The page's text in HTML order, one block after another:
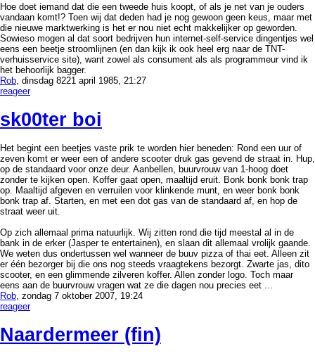
Hoe doet iemand dat die een tweede huis koopt, of als je net van je ouders
vandaan komt!? Toen wij dat deden had je nog gewoon geen keus, maar met
die nieuwe marktwerking is het er nou niet echt makkelijker op geworden.
Sowieso mogen al dat soort bedrijven hun internet-self-service dingentjes wel
eens een beetje stroomlijnen (en dan kijk ik ook heel erg naar de TNT-
verhuisservice site), want zowel als consument als als programmeur vind ik
het behoorlijk bagger.
Rob , dinsdag 8221 april 1985, 21:27
reageer
sk00ter boi
Het begint een beetjes vaste prik te worden hier beneden: Rond een uur of
zeven komt er weer een of andere scooter druk gas gevend de straat in. Hup,
op de standaard voor onze deur. Aanbellen, buurvrouw van 1-hoog doet
zonder te kijken open. Koffer gaat open, maaltijd eruit. Bonk bonk bonk trap
op. Maaltijd afgeven en verruilen voor klinkende munt, en weer bonk bonk
bonk trap af. Starten, en met een dot gas van de standaard af, en hop de
straat weer uit.
Op zich allemaal prima natuurlijk. Wij zitten rond die tijd meestal al in de
bank in de erker (Jasper te entertainen), en slaan dit allemaal vrolijk gaande.
We weten dus ondertussen wel wanneer de buuv pizza of thai eet. Alleen zit
er één bezorger bij die ons nog steeds vraagtekens bezorgt. Zwarte jas, dito
scooter, en een glimmende zilveren koffer. Allen zonder logo. Toch maar
eens aan de buurvrouw vragen wat ze die dagen nou precies eet ...
Rob, zondag 7 oktober 2007, 19:24
reageer
Naardermeer (fin)